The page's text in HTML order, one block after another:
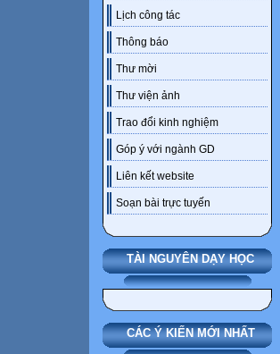
Lịch công tác
Thông báo
Thư mời
Thư viện ảnh
Trao đổi kinh nghiệm
Góp ý với ngành GD
Liên kết website
Soạn bài trực tuyến
TÀI NGUYÊN DẠY HỌC
CÁC Ý KIẾN MỚI NHẤT